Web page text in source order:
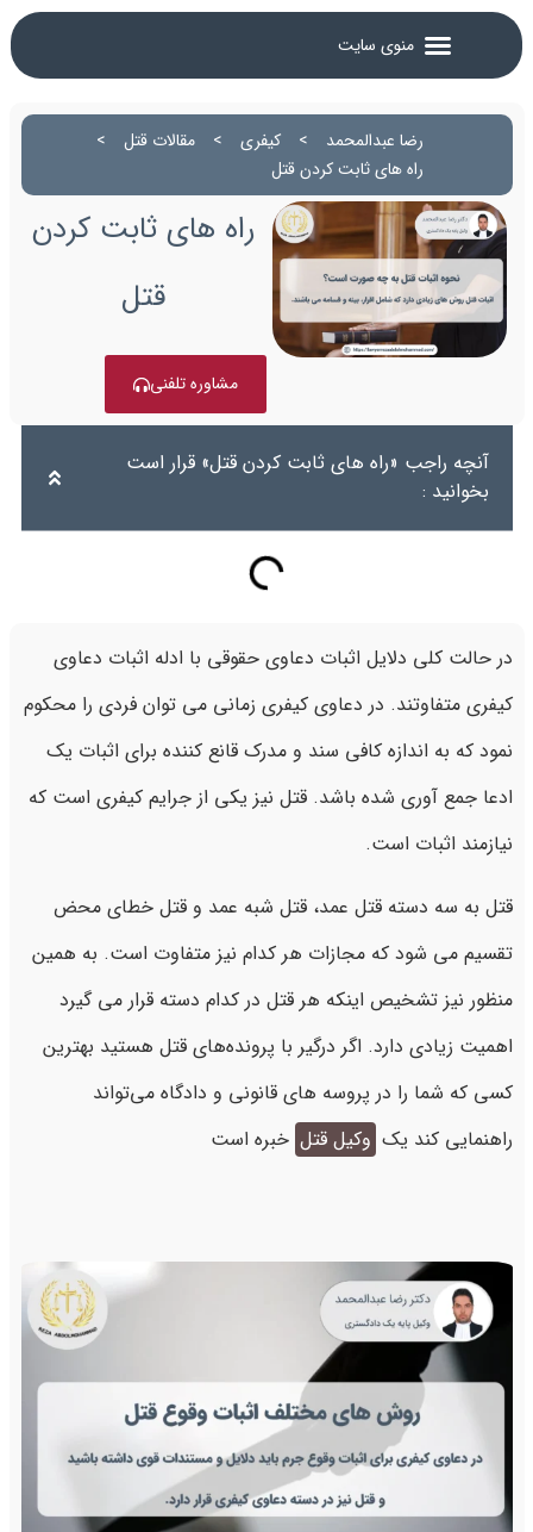
رضا عبدالمحمد > کیفری > مقالات قتل
>
راه های ثابت کردن قتل
راه های ثابت کردن
قتل
مشاوره تلفنی
آنچه راجب «راه های ثابت کردن قتل» قرار است
بخوانید :
در حالت کلی دلایل اثبات دعاوی حقوقی با ادله اثبات دعاوی
کیفری متفاوتند. در دعاوی کیفری زمانی می توان فردی را محکوم
نمود که به اندازه کافی سند و مدرک قانع کننده برای اثبات یک
ادعا جمع آوری شده باشد. قتل نیز یکی از جرایم کیفری است که
نیازمند اثبات است.
قتل به سه دسته قتل عمد، قتل شبه عمد و قتل خطای محض
تقسیم می شود که مجازات هر کدام نیز متفاوت است. به همین
منظور نیز تشخیص اینکه هر قتل در کدام دسته قرار می گیرد
اهمیت زیادی دارد. اگر درگیر با پرونده‌های قتل هستید بهترین
کسی که شما را در پروسه های قانونی و دادگاه می‌تواند
راهنمایی کند یک وکیل قتل خبره است